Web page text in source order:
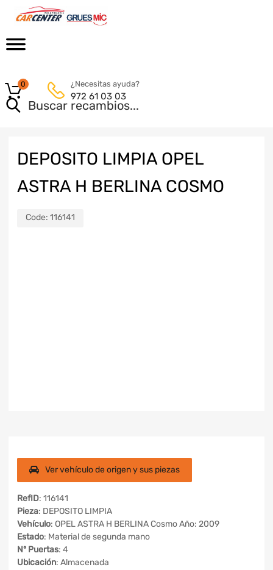
¿Necesitas ayuda?
972 61 03 03
0
DEPOSITO LIMPIA OPEL
ASTRA H BERLINA COSMO
Code: 116141
Ver vehículo de origen y sus piezas
RefID: 116141
Pieza: DEPOSITO LIMPIA
Vehículo: OPEL ASTRA H BERLINA Cosmo Año: 2009
Estado: Material de segunda mano
Nº Puertas: 4
Ubicación: Almacenada